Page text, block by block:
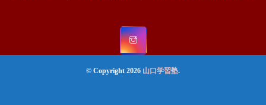
© Copyright 2026 山口学習塾.